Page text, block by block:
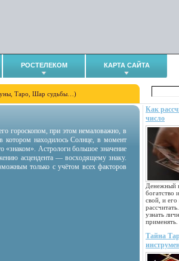
РОСТЕЛЕКОМ КАРТА САЙТА
Таро, Шар судьбы…)
Как
число
Денежный
богатство
свой, и
узнать
применять.
Тайна
гороскопом, при этом немаловажно, в
котором находилось Солнце, в момент
«знаком». Астрологи большое значение
асцендента — восходящему знаку.
только с учётом всех факторов